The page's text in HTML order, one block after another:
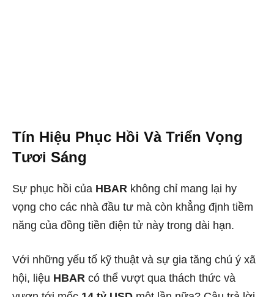
Tín Hiệu Phục Hồi Và Triển Vọng
Tươi Sáng
Sự phục hồi của HBAR không chỉ mang lại hy
vọng cho các nhà đầu tư mà còn khẳng định tiềm
năng của đồng tiền điện tử này trong dài hạn.
Với những yếu tố kỹ thuật và sự gia tăng chú ý xã
hội, liệu HBAR có thể vượt qua thách thức và